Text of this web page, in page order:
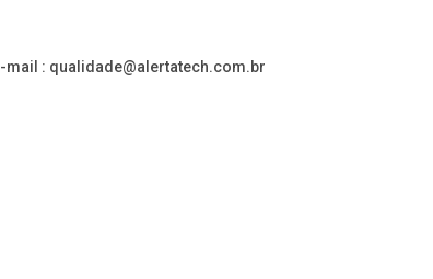
mail : qualidade@alertatech.com.br